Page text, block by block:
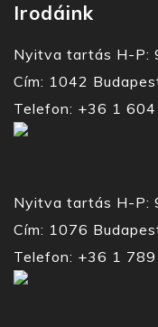
Irodáink
Nyitva tartás H-P:
Cím: 1042
Telefon: +36 1
Nyitva tartás H-P:
Cím: 1076
Telefon: +36 1